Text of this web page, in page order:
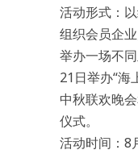
活动形式：
组织会员企
举办一场不
21日举办“海
中秋联欢晚
仪式。
活动时间：